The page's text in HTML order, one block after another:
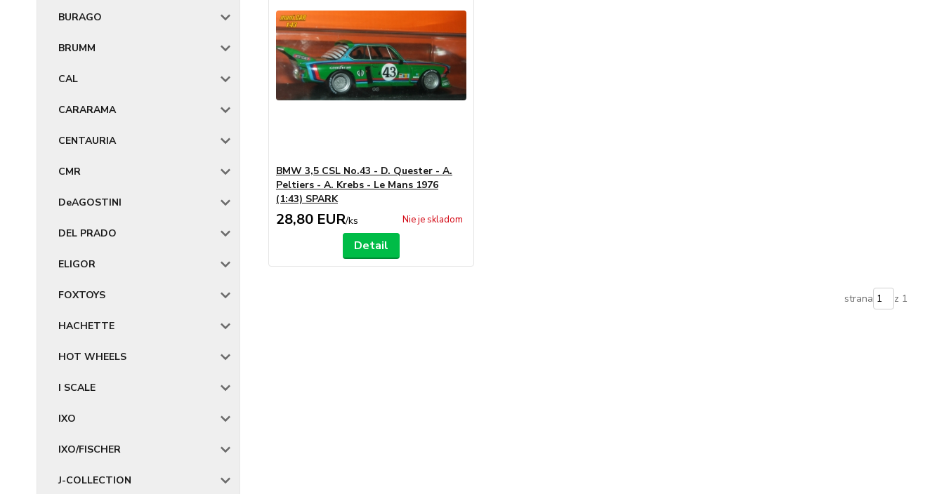
BURAGO
BRUMM
CAL
CARARAMA
CENTAURIA
CMR
DeAGOSTINI
DEL PRADO
ELIGOR
FOXTOYS
HACHETTE
HOT WHEELS
I SCALE
IXO
IXO/FISCHER
J-COLLECTION
BMW 3,5 CSL No.43 - D. Quester - A.
Peltiers - A. Krebs - Le Mans 1976
(1:43) SPARK
28,80 EUR/ks Nie je skladom
Detail
strana z 1